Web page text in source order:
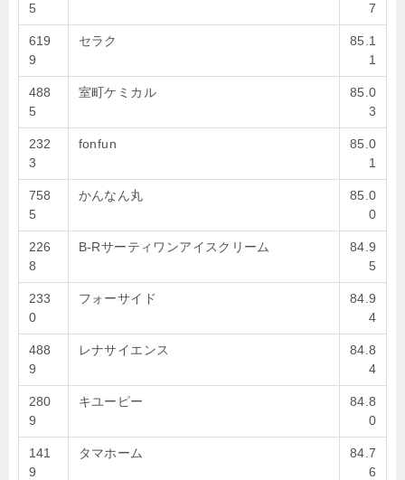
5
7
619
9
セラク
85.1
1
488
5
室町ケミカル
85.0
3
232
3
fonfun
85.0
1
758
5
かんなん丸
85.0
0
226
8
B-Rサーティワンアイスクリーム
84.9
5
233
0
フォーサイド
84.9
4
488
9
レナサイエンス
84.8
4
280
9
キユーピー
84.8
0
141
9
タマホーム
84.7
6